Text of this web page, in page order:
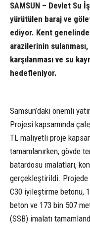
SAMSUN – Devlet Su
yürütülen baraj ve
ediyor. Kent
arazilerinin
karşılanması ve su
hedefleniyor.
Samsun’daki önemli
Projesi kapsamında
TL maliyetli proje
tamamlanırken, gövde
batardosu imalatları,
gerçekleştirildi. Projede
C30 iyileştirme betonu,
beton ve 173 bin 507
(SSB) imalatı